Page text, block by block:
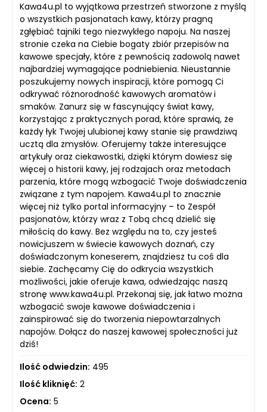
Kawa4u.pl to wyjątkowa przestrzeń stworzone z myślą
o wszystkich pasjonatach kawy, którzy pragną
zgłębiać tajniki tego niezwykłego napoju. Na naszej
stronie czeka na Ciebie bogaty zbiór przepisów na
kawowe specjały, które z pewnością zadowolą nawet
najbardziej wymagające podniebienia. Nieustannie
poszukujemy nowych inspiracji, które pomogą Ci
odkrywać różnorodność kawowych aromatów i
smaków. Zanurz się w fascynujący świat kawy,
korzystając z praktycznych porad, które sprawią, że
każdy łyk Twojej ulubionej kawy stanie się prawdziwą
ucztą dla zmysłów. Oferujemy także interesujące
artykuły oraz ciekawostki, dzięki którym dowiesz się
więcej o historii kawy, jej rodzajach oraz metodach
parzenia, które mogą wzbogacić Twoje doświadczenia
związane z tym napojem. Kawa4u.pl to znacznie
więcej niż tylko portal informacyjny – to Zespół
pasjonatów, którzy wraz z Tobą chcą dzielić się
miłością do kawy. Bez względu na to, czy jesteś
nowicjuszem w świecie kawowych doznań, czy
doświadczonym koneserem, znajdziesz tu coś dla
siebie. Zachęcamy Cię do odkrycia wszystkich
możliwości, jakie oferuje kawa, odwiedzając naszą
stronę www.kawa4u.pl. Przekonaj się, jak łatwo można
wzbogacić swoje kawowe doświadczenia i
zainspirować się do tworzenia niepowtarzalnych
napojów. Dołącz do naszej kawowej społeczności już
dziś!
Ilość odwiedzin: 495
Ilość kliknięć: 2
Ocena: 5